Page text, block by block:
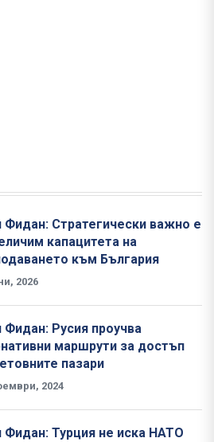
Фидан: Стратегически важно е
капацитета на
към България
2026
Фидан: Русия проучва
маршрути за достъп
пазари
2024
Фидан: Турция не иска НАТО